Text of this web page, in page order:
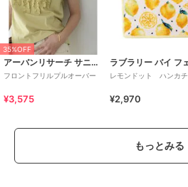
35%OFF
アーバンリサーチ サニーレーベル
フロントフリルプルオーバー
¥3,575
レモンドット ハンカチ
¥2,970
もっとみる